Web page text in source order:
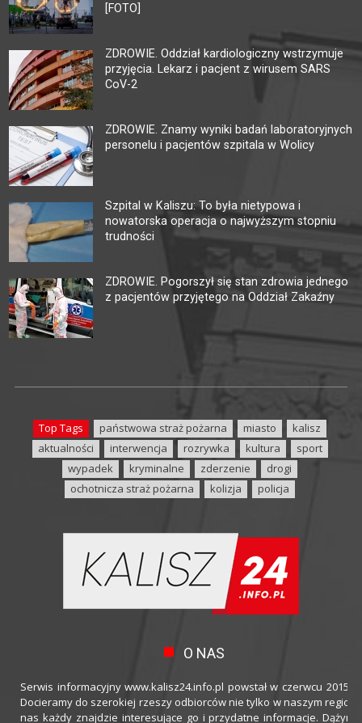
[FOTO]
ZDROWIE. Oddział kardiologiczny wstrzymuje
przyjęcia. Lekarz i pacjent z wirusem SARS
CoV-2
ZDROWIE. Znamy wyniki badań laboratoryjnych
personelu i pacjentów szpitala w Wolicy
Szpital w Kaliszu: To była nietypowa i
nowatorska operacja o najwyższym stopniu
trudności
ZDROWIE. Pogorszył się stan zdrowia jednego
z pacjentów przyjętego na Oddział Zakaźny
Top Tags państwowa straż pożarna miasto
kalisz
aktualności
interwencja rozrywka kultura
sport
wypadek
kryminalne zderzenie
drogi
ochotnicza straż pożarna
kolizja policja
O NAS
Serwis informacyjny www.kalisz24.info.pl powstał w czerwcu 2015
Docieramy do szerokiej rzeszy odbiorców nie tylko w naszym
nas każdy znajdzie interesujące go i przydatne informacje.